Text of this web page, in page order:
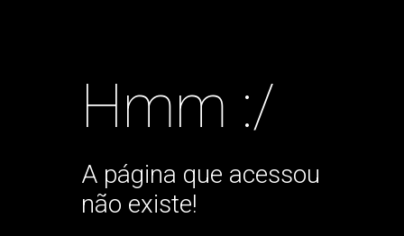
Hmm :/
A página que acessou
não existe!